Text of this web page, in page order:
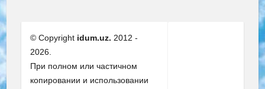
© Copyright idum.uz. 2012 -
2026.
При полном или частичном
копировании и использовании